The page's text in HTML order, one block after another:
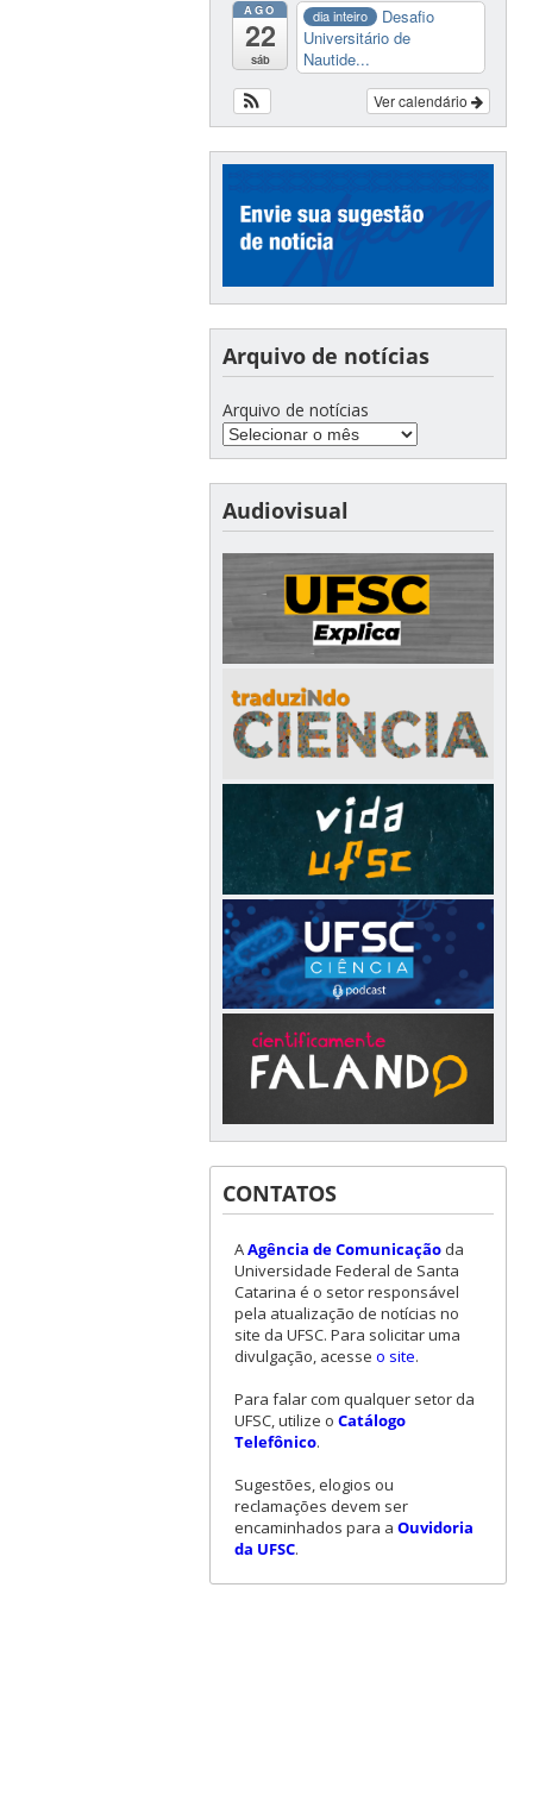
AGO
22
sáb
dia inteiro
Desafio
Universitário de
Nautide...
Ver calendário
Arquivo de notícias
Arquivo de notícias
Audiovisual
CONTATOS
AAgência de Comunicaçãoda
Universidade Federal de Santa
Catarina é o setor responsável
pela atualização de notícias no
site da UFSC. Para solicitar uma
divulgação, acesse o site.
Para falar com qualquer setor da
UFSC, utilize o Catálogo
Telefônico.
Sugestões, elogios ou
reclamações devem ser
encaminhados para a Ouvidoria
da UFSC.